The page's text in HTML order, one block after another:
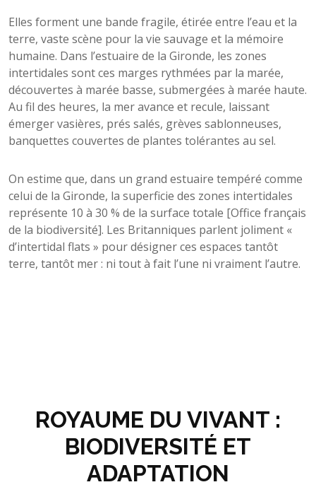
Elles forment une bande fragile, étirée entre l’eau et la
terre, vaste scène pour la vie sauvage et la mémoire
humaine. Dans l’estuaire de la Gironde, les zones
intertidales sont ces marges rythmées par la marée,
découvertes à marée basse, submergées à marée haute.
Au fil des heures, la mer avance et recule, laissant
émerger vasières, prés salés, grèves sablonneuses,
banquettes couvertes de plantes tolérantes au sel.
On estime que, dans un grand estuaire tempéré comme
celui de la Gironde, la superficie des zones intertidales
représente 10 à 30 % de la surface totale [Office français
de la biodiversité]. Les Britanniques parlent joliment «
d’intertidal flats » pour désigner ces espaces tantôt
terre, tantôt mer : ni tout à fait l’une ni vraiment l’autre.
ROYAUME DU VIVANT :
BIODIVERSITÉ ET
ADAPTATION